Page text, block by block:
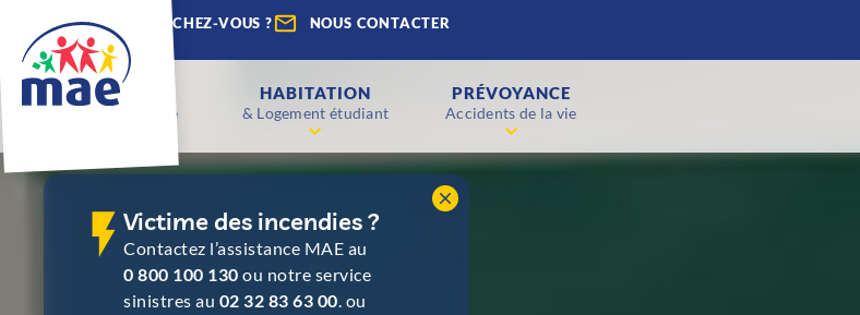
QUE RECHERCHEZ-VOUS ? NOUS CONTACTER
ENFANTS
Scolaire & Étude
HABITATION
& Logement étudiant
PRÉVOYANCE
Accidents de la vie
Victime des incendies ?
Contactez l’assistance MAE au
0 800 100 130 ou notre service
sinistres au 02 32 83 63 00. ou